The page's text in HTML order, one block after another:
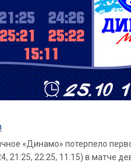
«Динамо» потерпело
21:25, 22:25, 11:15) в матче